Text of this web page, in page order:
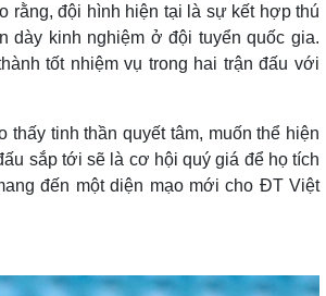
rằng, đội hình hiện tại là sự kết hợp thú
kinh nghiệm ở đội tuyển quốc gia.
tốt nhiệm vụ trong hai trận đấu với
thấy tinh thần quyết tâm, muốn thể hiện
sắp tới sẽ là cơ hội quý giá để họ tích
đến một diện mạo mới cho ĐT Việt